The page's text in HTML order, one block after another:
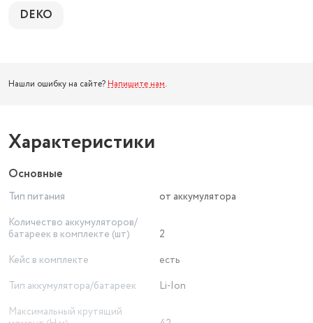
DEKO
Нашли ошибку на сайте? Напишите нам.
Характеристики
Основные
Тип питания
от аккумулятора
Количество аккумуляторов/
батареек в комплекте (шт)
2
Кейс в комплекте
есть
Тип аккумулятора/батареек
Li-Ion
Максимальный крутящий